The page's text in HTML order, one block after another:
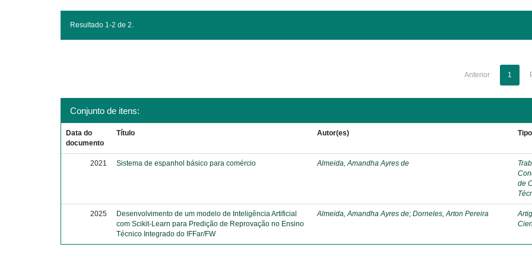
Resultado 1-2 de 2.
Anterior 1
Conjunto de itens:
Data do
documento
Título Autor(es) Tipo
2021 Sistema de espanhol básico para comércio Almeida, Amandha Ayres de
de
2025
Desenvolvimento de um modelo de Inteligência Artificial
com Scikit-Learn para Predição de Reprovação no Ensino
Técnico Integrado do IFFar/FW
Almeida, Amandha Ayres de;Dorneles, Arton Pereira